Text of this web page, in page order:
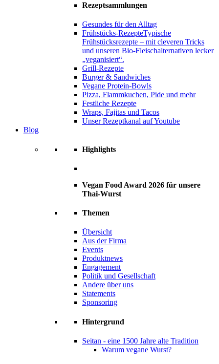
Rezeptsammlungen
Gesundes für den Alltag
Frühstücks-RezepteTypische
Frühstücksrezepte – mit cleveren Tricks
und unseren Bio-Fleischalternativen lecker
„veganisiert“.
Grill-Rezepte
Burger & Sandwiches
Vegane Protein-Bowls
Pizza, Flammkuchen, Pide und mehr
Festliche Rezepte
Wraps, Fajitas und Tacos
Unser Rezeptkanal auf Youtube
Blog
Highlights
Vegan Food Award 2026 für unsere
Thai-Wurst
Themen
Übersicht
Aus der Firma
Events
Produktnews
Engagement
Politik und Gesellschaft
Andere über uns
Statements
Sponsoring
Hintergrund
Seitan - eine 1500 Jahre alte Tradition
Warum vegane Wurst?